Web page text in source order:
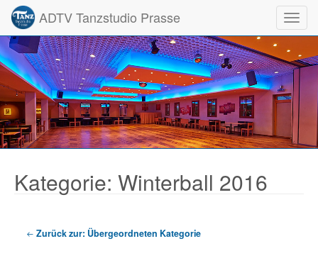
ADTV Tanzstudio Prasse
Kategorie: Winterball 2016
Zurück zur: Übergeordneten Kategorie